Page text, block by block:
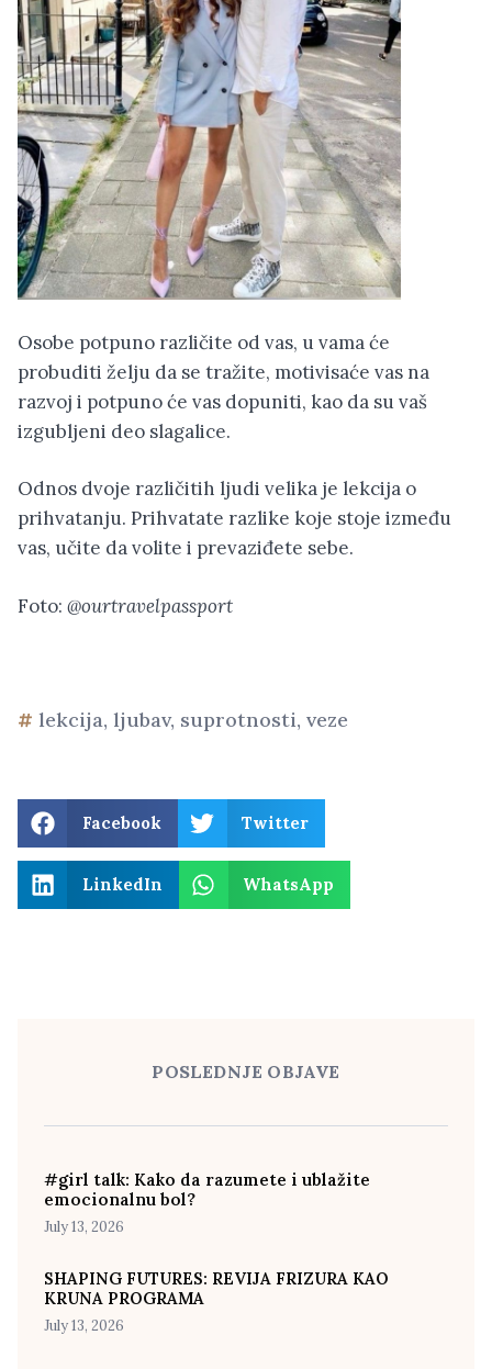
Osobe potpuno različite od vas, u vama će
probuditi želju da se tražite, motivisaće vas na
razvoj i potpuno će vas dopuniti, kao da su vaš
izgubljeni deo slagalice.
Odnos dvoje različitih ljudi velika je lekcija o
prihvatanju. Prihvatate razlike koje stoje između
vas, učite da volite i prevaziđete sebe.
Foto: @ourtravelpassport
lekcija, ljubav, suprotnosti, veze
Facebook Twitter
LinkedIn WhatsApp
POSLEDNJE OBJAVE
#girl talk: Kako da razumete i ublažite
emocionalnu bol?
July 13, 2026
SHAPING FUTURES: REVIJA FRIZURA KAO
KRUNA PROGRAMA
July 13, 2026